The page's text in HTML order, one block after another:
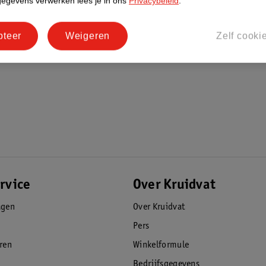
filter blijft uiterst effectief tot 150 liter
besparen met een ecologische
Over Kruidvat
Over Kruidvat
Pers
Winkelformule
Zelf
Weigeren